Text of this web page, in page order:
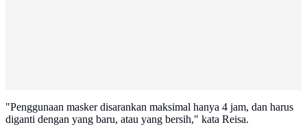
"Penggunaan masker disarankan maksimal hanya 4 jam, dan harus
diganti dengan yang baru, atau yang bersih," kata Reisa.